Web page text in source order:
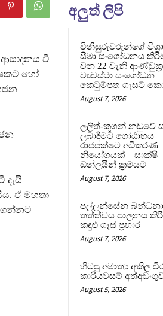
වී
හෝ
ඒ මහතා
අලුත් ලිපි
විනිසුරුවරුන්ගේ
සීමා සංශෝධනය
වන 22 වැනි
ව්‍යවස්ථා සංශෝධන
කෙටුම්පත ගැසට්
August 7, 2026
ලලිත්-කූගන් නඩුවේ
ලබාදීමට ගෝඨාභය
රාජපක්ෂට අධිකරණ
නියෝගයක් – සාක්ෂි
ඔන්ලයින් ක්‍රමයට
August 7, 2026
පල්ලන්සේන
තත්ත්වය පාලනය
කඳුළු ගෑස් ප්‍රහාර
August 7, 2026
හිටපු අමාත්‍ය අකිල
කාරියවසම්
August 5, 2026